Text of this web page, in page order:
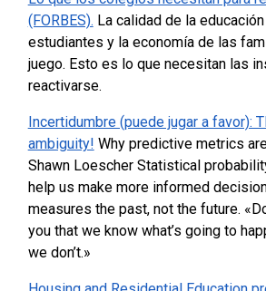
(FORBES). La calidad de la
estudiantes y la economía de las
juego. Esto es lo que necesitan las
reactivarse.
Incertidumbre (puede jugar a favor):
ambiguity! Why predictive metrics
Shawn Loescher Statistical
help us make more informed
measures the past, not the future.
you that we know what’s going to
we don’t.»